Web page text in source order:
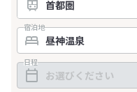
宿泊地
日程